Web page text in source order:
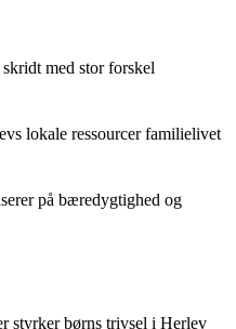
med stor forskel
lokale ressourcer familielivet
på bæredygtighed og
styrker børns trivsel i Herlev